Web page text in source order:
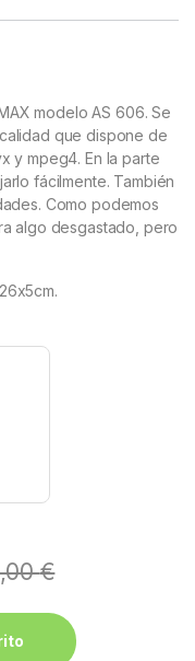
modelo AS 606. Se
que dispone de
y mpeg4. En la parte
fácilmente. También
Como podemos
algo desgastado, pero
€